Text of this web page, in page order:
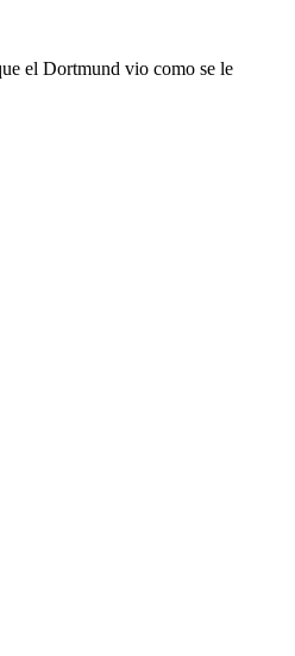
el Dortmund vio como se le